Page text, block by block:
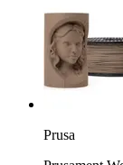
Prusa